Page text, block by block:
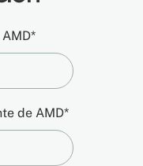
de AMD*